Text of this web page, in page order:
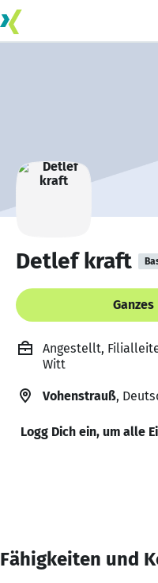
Detlef kraft
Angestellt,
Witt
Vohenstrauß,
Logg Dich ein, um alle
Fähigkeiten und